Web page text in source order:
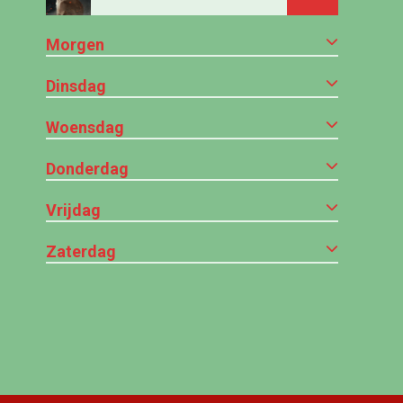
Morgen
Dinsdag
Woensdag
Donderdag
Vrijdag
Zaterdag